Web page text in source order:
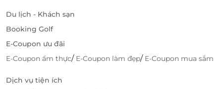
Du lịch - Khách sạn
Booking Golf
E-Coupon ưu đãi
E-Coupon ẩm thực/ E-Coupon làm đẹp/ E-Coupon mua sắm
Dịch vụ tiện ích